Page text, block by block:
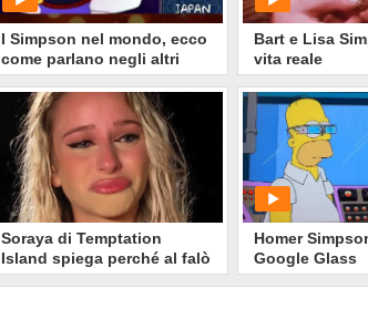
I Simpson nel mondo, ecco
come parlano negli altri
Paesi
PLAY
4034• di CartoniRecord
Soraya di Temptation
Island spiega perché al falò
aveva il viso giallo: "Ero
Bart e Lisa
vita reale
PLAY
13320 • di
Homer
Google Glass